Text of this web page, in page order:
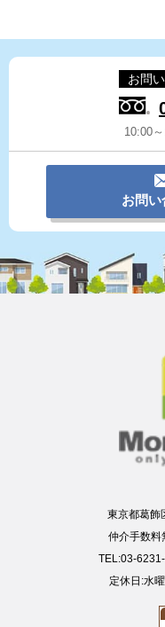
お問
10:00
お問い
東京都葛飾
仲介手数料
TEL:03-
定休日:水